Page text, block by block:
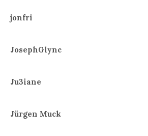
jonfri
JosephGlync
Ju3iane
Jürgen Muck